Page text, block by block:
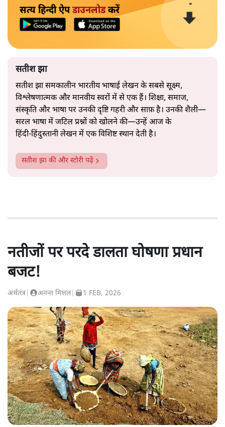
सत्य हिन्दी ऐपडाउनलोडकरें
सतीश झा
सतीश झा समकालीन भारतीय भाषाई लेखन के सबसे सूक्ष्म,
विश्लेषणात्मक और मानवीय स्वरों में से एक हैं। शिक्षा, समाज,
संस्कृति और भाषा पर उनकी दृष्टि गहरी और साफ़ है। उनकी शैली—
सरल भाषा में जटिल प्रश्नों को खोलने की—उन्हें आज के
हिंदी‑हिंदुस्तानी लेखन में एक विशिष्ट स्थान देती है।
सतीश झा की और स्टोरी पढ़ें
नतीजों पर परदे डालता घोषणा प्रधान
बजट!
अर्थतंत्र अनन्त मित्तल| 1 FEB, 2026